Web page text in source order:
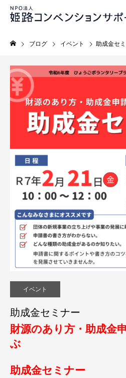
ブログ イベント 助成金セ
イベント
助成金セミナー
財源のあり方・助成金
ぶ
助成金セミナー